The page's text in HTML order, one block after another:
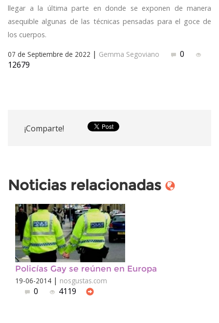
llegar a la última parte en donde se exponen de manera
asequible algunas de las técnicas pensadas para el goce de
los cuerpos.
07 de Septiembre de 2022 | Gemma Segoviano
0
12679
¡Comparte!
Noticias relacionadas
Policías Gay se reúnen en Europa
19-06-2014 | nosgustas.com
0 4119